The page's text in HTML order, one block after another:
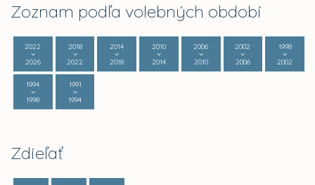
Zoznam podľa volebných období
2022
2026
2018
2022
2014
2018
2010
2014
2006
2010
2002
2006
1998
2002
1994
1998
1991
1994
Zdieľať